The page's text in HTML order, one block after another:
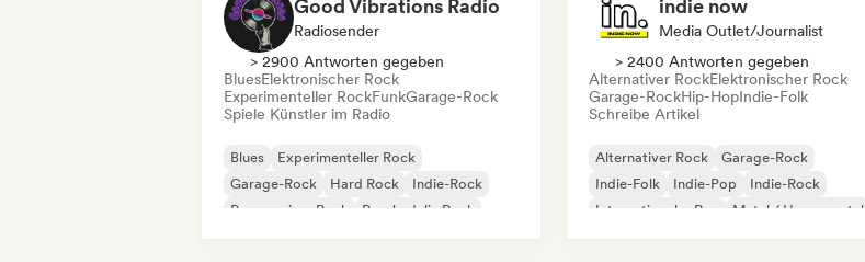
Good Vibrations Radio
Radiosender
> 2900 Antworten gegeben
BluesElektronischer Rock
Experimenteller RockFunkGarage-Rock
Spiele Künstler im Radio
Blues
Experimenteller Rock
Garage-Rock
Hard Rock
Indie-Rock
Progressiver Rock
Psychedelic Rock
indie now
Media Outlet/Journalist
> 2400 Antworten gegeben
Alternativer RockElektronischer Rock
Garage-RockHip-HopIndie-Folk
Schreibe Artikel
Alternativer Rock
Garage-Rock
Indie-Folk
Indie-Pop
Indie-Rock
Internationaler Rap
Metal / Heavy metal